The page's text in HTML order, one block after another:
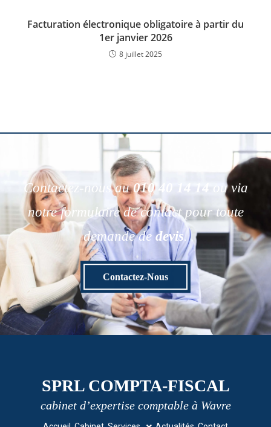
Facturation électronique obligatoire à partir du
1er janvier 2026
8 juillet 2025
Contactez-nous au010 40 14 14
ou via
notre formulaire de contact pour toute
demande de devis.
Contactez-Nous
SPRL COMPTA-FISCAL
cabinet d’expertise comptable à Wavre